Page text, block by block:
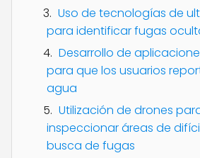
Uso de tecnologías de
para identificar fugas
Desarrollo de
para que los usuarios
agua
Utilización de drones
inspeccionar áreas de
busca de fugas